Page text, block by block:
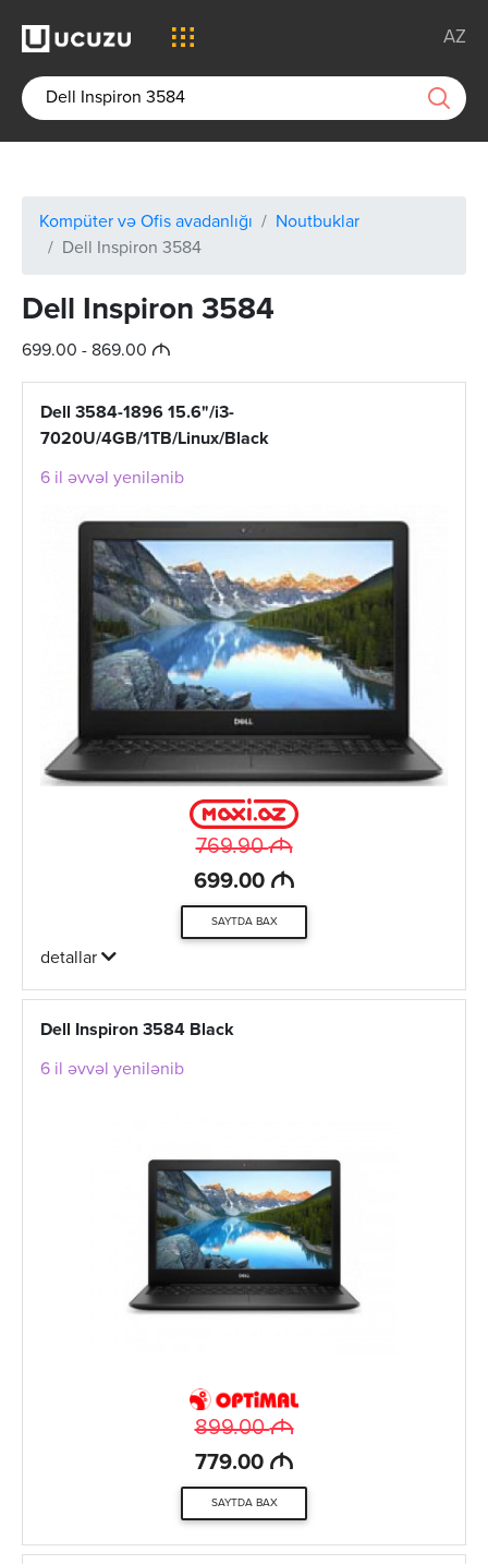
AZ
Kompüter və Ofis avadanlığı
Noutbuklar
Dell Inspiron 3584
Dell Inspiron 3584
699.00 - 869.00 M
Dell 3584-1896 15.6"/i3-
7020U/4GB/1TB/Linux/Black
6 il əvvəl yenilənib
769.90M
699.00 M
SAYTDA BAX
detallar
Dell Inspiron 3584 Black
6 il əvvəl yenilənib
899.00M
779.00 M
SAYTDA BAX